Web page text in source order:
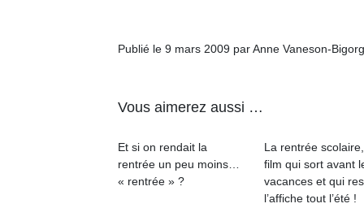
Publié le 9 mars 2009 par Anne Vaneson-
Vous aimerez aussi …
Et si on rendait la
rentrée un peu moins…
« rentrée » ?
La rentrée
film qui sort avant
vacances et qui
l’affiche tout l’été !